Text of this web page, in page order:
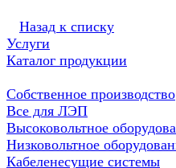
Назад к списку
Услуги
Каталог продукции
Собственное производство
Все для ЛЭП
Высоковольтное
Низковольтное
Кабеленесущие системы